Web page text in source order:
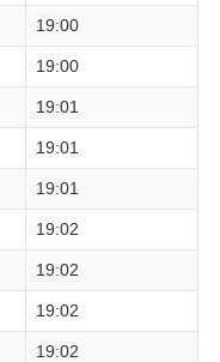
19:00
19:00
19:01
19:01
19:01
19:02
19:02
19:02
19:02